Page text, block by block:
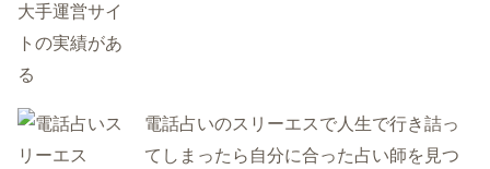
電話占いのスリーエスで人生で行き詰っ
てしまったら自分に合った占い師を見つ